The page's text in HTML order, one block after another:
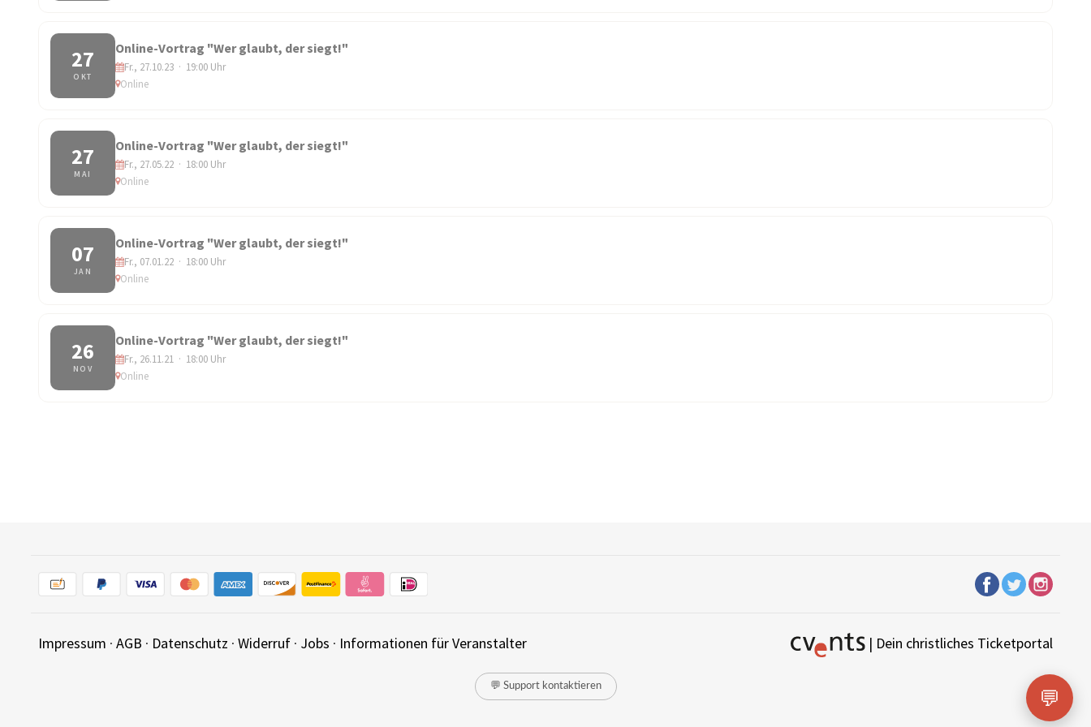
27
OKT
Online-Vortrag "Wer glaubt, der siegt!"
Fr., 27.10.23 · 19:00 Uhr
Online
27
MAI
Online-Vortrag "Wer glaubt, der siegt!"
Fr., 27.05.22 · 18:00 Uhr
Online
07
JAN
Online-Vortrag "Wer glaubt, der siegt!"
Fr., 07.01.22 · 18:00 Uhr
Online
26
NOV
Online-Vortrag "Wer glaubt, der siegt!"
Fr., 26.11.21 · 18:00 Uhr
Online
Impressum · AGB · Datenschutz · Widerruf · Jobs · Informationen für Veranstalter | Dein christliches Ticketportal
💬 Support kontaktieren 💬